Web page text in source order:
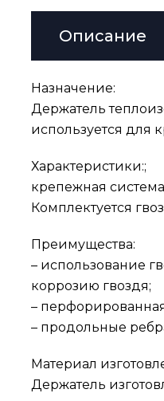
Описание
Назначение:
Держатель
используется для
Характеристики:;
крепежная
Комплектуется
Преимущества:
– использование
коррозию гвоздя;
–
– продольные
Материал
Держатель